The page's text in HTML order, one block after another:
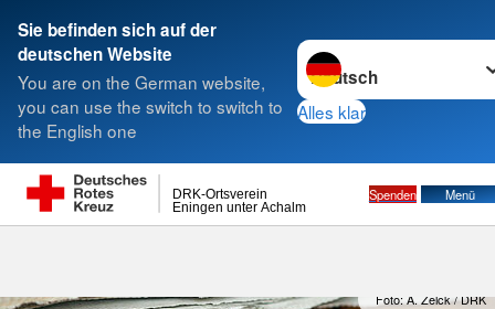
Sie befinden sich auf der
deutschen Website
You are on the German website,
you can use the switch to switch to
the English one
Sprache wechseln zu
Alles klar
Eningen unter Achalm
DRK-Ortsverein Spenden Menü
Suche
Foto: A. Zelck / DRK